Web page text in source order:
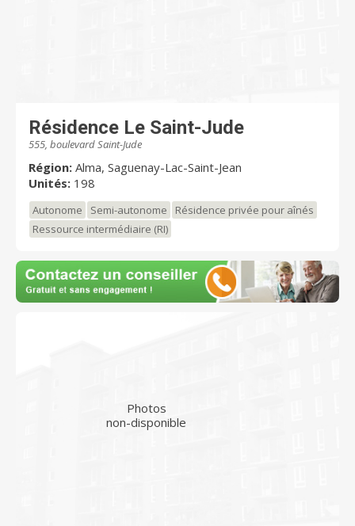
Résidence Le Saint-Jude
555, boulevard Saint-Jude
Région: Alma, Saguenay-Lac-Saint-Jean
Unités: 198
Autonome Semi-autonome
Résidence privée pour aînés
Ressource intermédiaire (RI)
Photos
non-disponible